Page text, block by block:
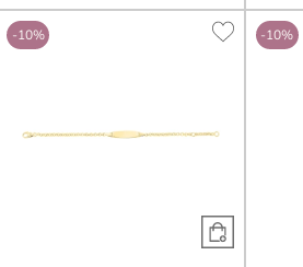
-10% -10%